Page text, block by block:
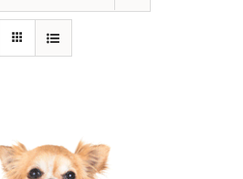
Aufzeichnungen
Warenkorb